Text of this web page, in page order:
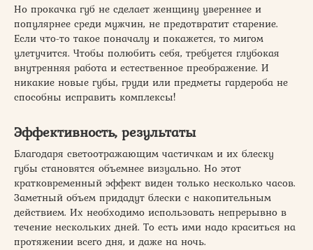
Но прокачка губ не сделает женщину увереннее и
популярнее среди мужчин, не предотвратит старение.
Если что-то такое поначалу и покажется, то мигом
улетучится. Чтобы полюбить себя, требуется глубокая
внутренняя работа и естественное преображение. И
никакие новые губы, груди или предметы гардероба не
способны исправить комплексы!
Эффективность, результаты
Благодаря светоотражающим частичкам и их блеску
губы становятся объемнее визуально. Но этот
кратковременный эффект виден только несколько часов.
Заметный объем придадут блески с накопительным
действием. Их необходимо использовать непрерывно в
течение нескольких дней. То есть ими надо краситься на
протяжении всего дня, и даже на ночь.